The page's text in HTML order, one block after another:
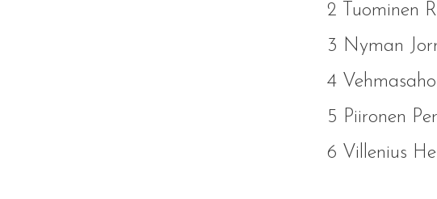
2 Tuominen
3 Nyman
4
5 Piironen
6 Villenius